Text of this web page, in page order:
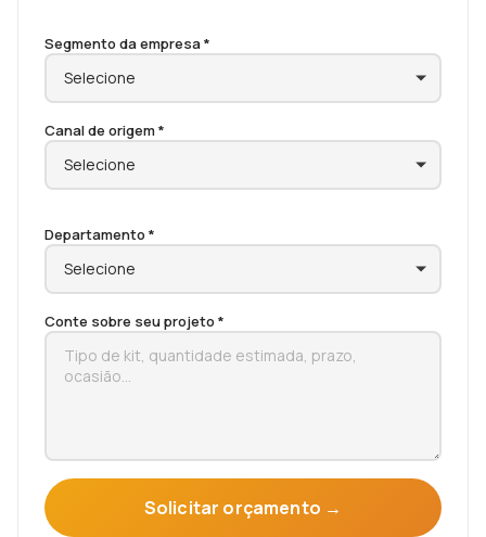
Segmento da empresa *
Canal de origem *
Departamento *
Conte sobre seu projeto *
Solicitar orçamento →